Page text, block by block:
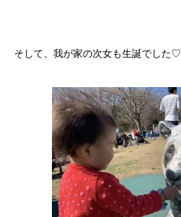
そして、我が家の次女も生誕でした♡